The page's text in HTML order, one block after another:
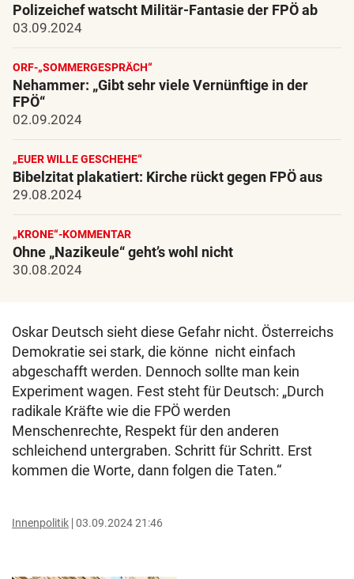
Polizeichef watscht Militär-Fantasie der FPÖ ab
03.09.2024
ORF-„SOMMERGESPRÄCH“
Nehammer: „Gibt sehr viele Vernünftige in der
FPÖ“
02.09.2024
„EUER WILLE GESCHEHE“
Bibelzitat plakatiert: Kirche rückt gegen FPÖ aus
29.08.2024
„KRONE“-KOMMENTAR
Ohne „Nazikeule“ geht’s wohl nicht
30.08.2024
Oskar Deutsch sieht diese Gefahr nicht. Österreichs
Demokratie sei stark, die könne nicht einfach
abgeschafft werden. Dennoch sollte man kein
Experiment wagen. Fest steht für Deutsch: „Durch
radikale Kräfte wie die FPÖ werden
Menschenrechte, Respekt für den anderen
schleichend untergraben. Schritt für Schritt. Erst
kommen die Worte, dann folgen die Taten.“
Innenpolitik 03.09.2024 21:46